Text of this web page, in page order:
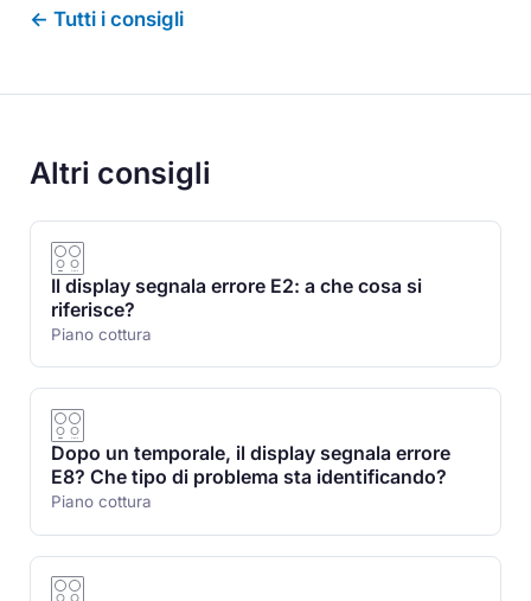
← Tutti i consigli
Altri consigli
Il display segnala errore E2: a che cosa si
riferisce?
Piano cottura
Dopo un temporale, il display segnala errore
E8? Che tipo di problema sta identificando?
Piano cottura